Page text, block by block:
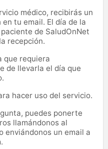
médico, recibirás un
tu email. El día de la
de SaludOnNet
recepción.
que requiera
de llevarla el día que
hacer uso del servicio.
puedes ponerte
llamándonos al
enviándonos un email a
.